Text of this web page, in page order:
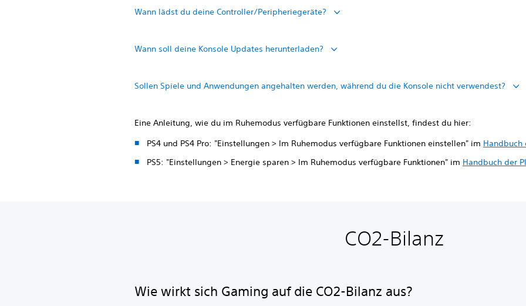
Wann lädst du deine Controller/Peripheriegeräte?
Wann soll deine Konsole Updates herunterladen?
Sollen Spiele und Anwendungen angehalten werden, während du die Konsole nicht verwendest?
Eine Anleitung, wie du im Ruhemodus verfügbare Funktionen einstellst, findest du hier:
PS4 und PS4 Pro: "Einstellungen > Im Ruhemodus verfügbare Funktionen einstellen" im Handbuch
PS5: "Einstellungen > Energie sparen > Im Ruhemodus verfügbare Funktionen" im Handbuch der
CO2-Bilanz
Wie wirkt sich Gaming auf die CO2-Bilanz aus?